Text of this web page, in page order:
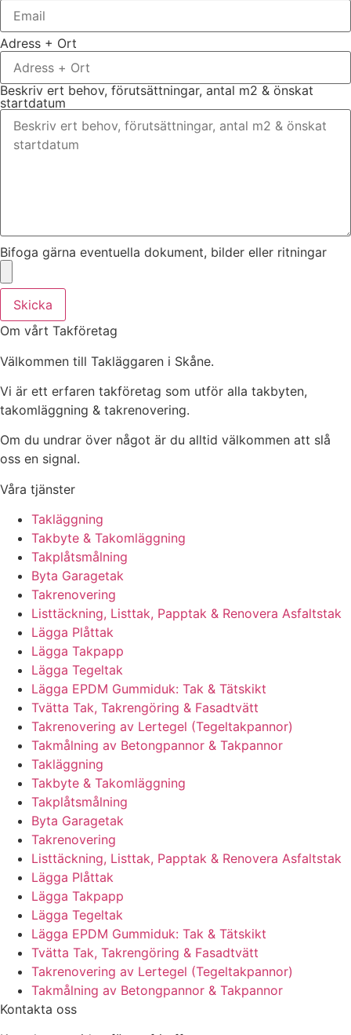
Adress + Ort
Beskriv ert behov, förutsättningar, antal m2 & önskat
startdatum
Bifoga gärna eventuella dokument, bilder eller ritningar
Skicka
Om vårt Takföretag
Välkommen till Takläggaren i Skåne.
Vi är ett erfaren takföretag som utför alla takbyten,
takomläggning & takrenovering.
Om du undrar över något är du alltid välkommen att slå
oss en signal.
Våra tjänster
Takläggning
Takbyte & Takomläggning
Takplåtsmålning
Byta Garagetak
Takrenovering
Listtäckning, Listtak, Papptak & Renovera Asfaltstak
Lägga Plåttak
Lägga Takpapp
Lägga Tegeltak
Lägga EPDM Gummiduk: Tak & Tätskikt
Tvätta Tak, Takrengöring & Fasadtvätt
Takrenovering av Lertegel (Tegeltakpannor)
Takmålning av Betongpannor & Takpannor
Takläggning
Takbyte & Takomläggning
Takplåtsmålning
Byta Garagetak
Takrenovering
Listtäckning, Listtak, Papptak & Renovera Asfaltstak
Lägga Plåttak
Lägga Takpapp
Lägga Tegeltak
Lägga EPDM Gummiduk: Tak & Tätskikt
Tvätta Tak, Takrengöring & Fasadtvätt
Takrenovering av Lertegel (Tegeltakpannor)
Takmålning av Betongpannor & Takpannor
Kontakta oss